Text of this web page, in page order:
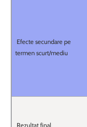
Efecte secundare pe
termen scurt/mediu
Rezultat final